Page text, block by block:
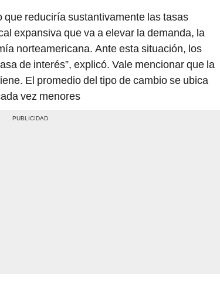
que reduciría sustantivamente las tasas
expansiva que va a elevar la demanda, la
norteamericana. Ante esta situación, los
de interés”, explicó. Vale mencionar que la
El promedio del tipo de cambio se ubica
vez menores